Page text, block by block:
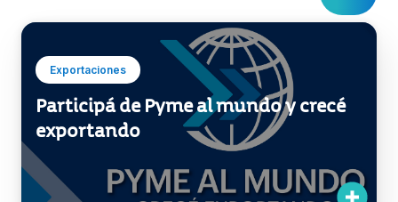
Exportaciones
Participá de Pyme al mundo y crecé
exportando